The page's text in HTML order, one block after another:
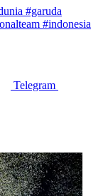
#garuda
#indonesia
Telegram